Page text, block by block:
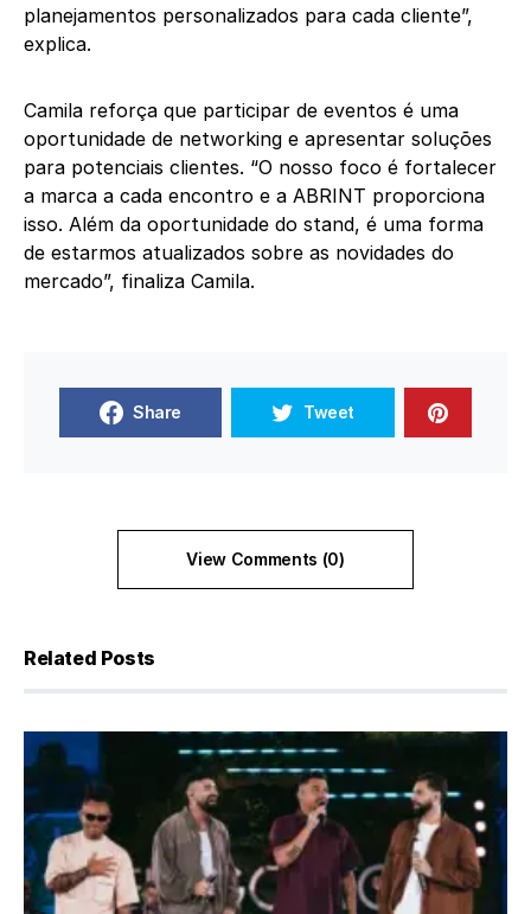
planejamentos personalizados para cada cliente”,
explica.
Camila reforça que participar de eventos é uma
oportunidade de networking e apresentar soluções
para potenciais clientes. “O nosso foco é fortalecer
a marca a cada encontro e a ABRINT proporciona
isso. Além da oportunidade do stand, é uma forma
de estarmos atualizados sobre as novidades do
mercado”, finaliza Camila.
Share Tweet
View Comments (0)
Related Posts